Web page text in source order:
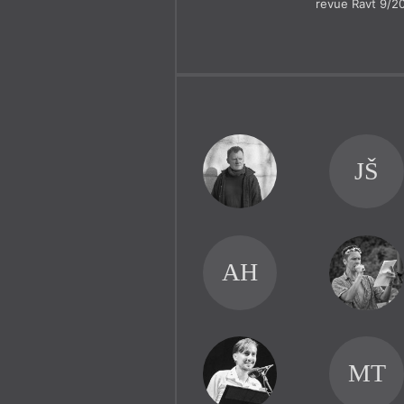
revue Ravt 9/
JŠ
AH
MT